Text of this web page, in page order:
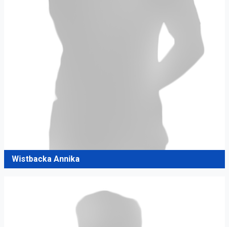
Wistbacka Annika